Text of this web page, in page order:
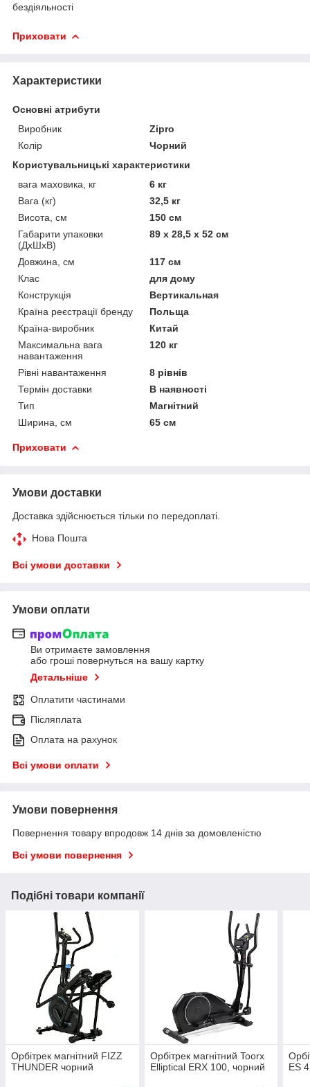
бездіяльності
Приховати
Характеристики
Основні атрибути
Виробник
Zipro
Колір
Чорний
Користувальницькі характеристики
вага маховика, кг
6 кг
Вага (кг)
32,5 кг
Висота, см
150 см
Габарити упаковки
(ДхШхВ)
89 x 28,5 x 52 см
Довжина, см
117 см
Клас
для дому
Конструкція
Вертикальная
Країна реєстрації бренду
Польща
Країна-виробник
Китай
Максимальна вага
навантаження
120 кг
Рівні навантаження
8 рівнів
Термін доставки
В наявності
Тип
Магнітний
Ширина, см
65 см
Приховати
Умови доставки
Доставка здійснюється тільки по передоплаті.
Нова Пошта
Всі умови доставки
Умови оплати
Ви отримаєте замовлення
або гроші повернуться на вашу картку
Детальніше
Оплатити частинами
Післяплата
Оплата на рахунок
Всі умови оплати
Умови повернення
Повернення товару впродовж 14 днів за домовленістю
Всі умови повернення
Подібні товари компанії
Орбітрек магнітний FIZZ
THUNDER чорний
Орбітрек магнітний Toorx
Elliptical ERX 100, чорний
ES